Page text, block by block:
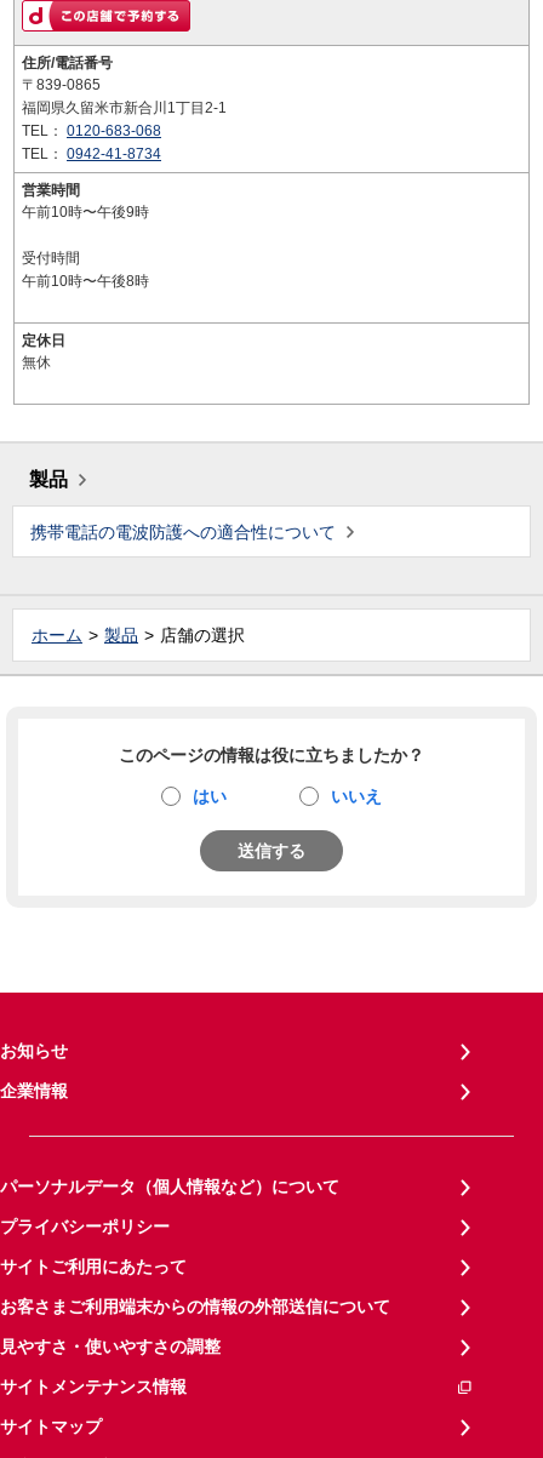
住所/電話番号
〒839-0865
福岡県久留米市新合川1丁目2-1
TEL： 0120-683-068
TEL： 0942-41-8734
営業時間
午前10時〜午後9時
受付時間
午前10時〜午後8時
定休日
無休
製品
携帯電話の電波防護への適合性について
ホーム 製品 店舗の選択
このページの情報は役に立ちましたか？
はい いいえ
送信する
お知らせ
企業情報
パーソナルデータ（個人情報など）について
プライバシーポリシー
サイトご利用にあたって
お客さまご利用端末からの情報の外部送信について
見やすさ・使いやすさの調整
サイトメンテナンス情報
サイトマップ